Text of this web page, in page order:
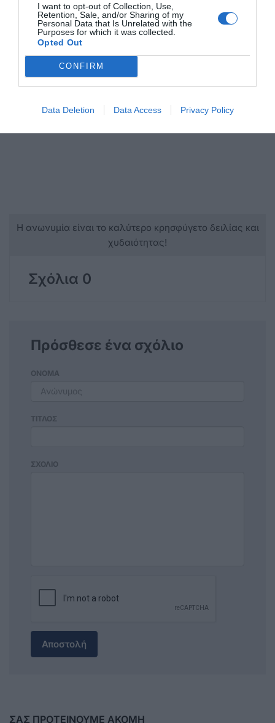
I want to opt-out of Collection, Use,
Retention, Sale, and/or Sharing of my
Personal Data that Is Unrelated with the
Purposes for which it was collected.
Opted Out
CONFIRM
Data Deletion Data Access Privacy Policy
Η Μαδρίτη κατέγραψε οριακή αύξηση στην
πληρότητα (+0,1%), η Βαρκελώνη παρουσίασε μια
μικρή μείωση (-0,7%), ενώ η Ρώμη και η
Κωνσταντινούπολη εμφάνισαν αντίστοιχα
Η ανωνυμία είναι το καλύτερο κρησφύγετο δειλίας και
χυδαιότητας!
Σχόλια 0
Πρόσθεσε ένα σχόλιο
ΟΝΟΜΑ
ΤΙΤΛΟΣ
ΣΧΟΛΙΟ
Αποστολή
ΣΑΣ ΠΡΟΤΕΙΝΟΥΜΕ ΑΚΟΜΗ